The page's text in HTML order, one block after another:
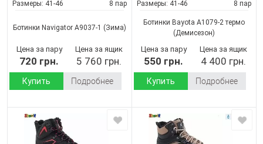
Размеры: 41-46 8 пар
Ботинки Navigator A9037-1 (Зима)
Цена за пару
720 грн.
Цена за ящик
5 760 грн.
Купить Подробнее
Размеры: 41-46 8 пар
Ботинки Bayota A1079-2 термо
(Демисезон)
Цена за пару
550 грн.
Цена за ящик
4 400 грн.
Купить Подробнее